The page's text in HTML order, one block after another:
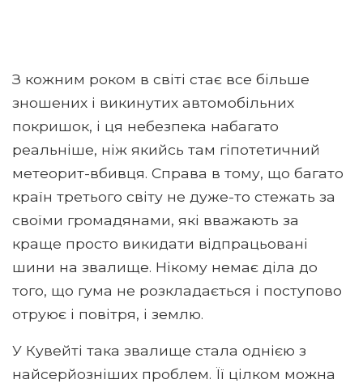
З кожним роком в світі стає все більше
зношених і викинутих автомобільних
покришок, і ця небезпека набагато
реальніше, ніж якийсь там гіпотетичний
метеорит-вбивця. Справа в тому, що багато
країн третього світу не дуже-то стежать за
своїми громадянами, які вважають за
краще просто викидати відпрацьовані
шини на звалище. Нікому немає діла до
того, що гума не розкладається і поступово
отруює і повітря, і землю.
У Кувейті така звалище стала однією з
найсерйозніших проблем. Її цілком можна